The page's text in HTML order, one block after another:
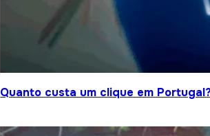
Quanto custa um clique em